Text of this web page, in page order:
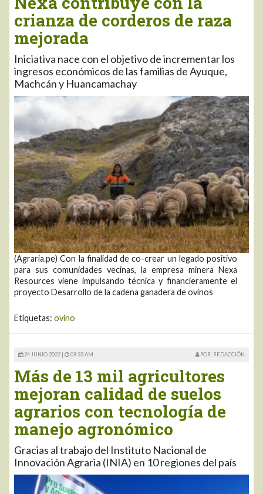
crianza de corderos de raza
mejorada
Iniciativa nace con el objetivo de incrementar los
ingresos económicos de las familias de Ayuque,
Machcán y Huancamachay
(Agraria.pe) Con la finalidad de co-crear un legado positivo
para sus comunidades vecinas, la empresa minera Nexa
Resources viene impulsando técnica y financieramente el
proyecto Desarrollo de la cadena ganadera de ovinos
Etiquetas: ovino
24 JUNIO 2022 | 09:33 AM POR: REDACCIÓN
Más de 13 mil agricultores
mejoran calidad de suelos
agrarios con tecnología de
manejo agronómico
Gracias al trabajo del Instituto Nacional de
Innovación Agraria (INIA) en 10 regiones del país